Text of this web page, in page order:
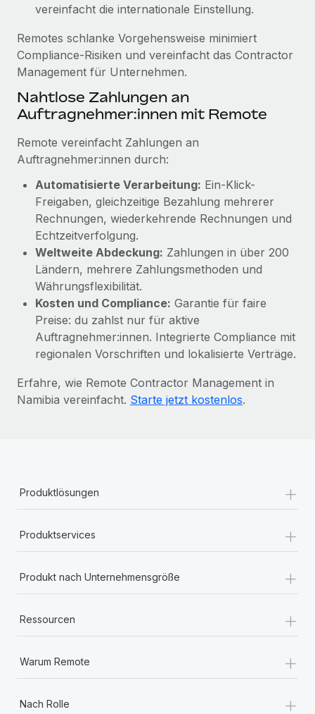
Wie Phiture 55 Mitarbeiter:innen in 19 Ländern
Phiture ist der unumstrittene Marktführer im Bereich der
Wachstumsberatung für mobile Apps. Das...
Mehr erfahren
vereinfacht die internationale Einstellung.
Remotes schlanke Vorgehensweise minimiert
Compliance‑Risiken und vereinfacht das Contractor
Management für Unternehmen.
Nahtlose Zahlungen an
Auftragnehmer:innen mit Remote
Remote vereinfacht Zahlungen an
Auftragnehmer:innen durch:
Automatisierte Verarbeitung: Ein-Klick-
Freigaben, gleichzeitige Bezahlung mehrerer
Rechnungen, wiederkehrende Rechnungen und
Echtzeitverfolgung.
Weltweite Abdeckung: Zahlungen in über 200
Ländern, mehrere Zahlungsmethoden und
Währungsflexibilität.
Kosten und Compliance: Garantie für faire
Preise: du zahlst nur für aktive
Auftragnehmer:innen. Integrierte Compliance mit
regionalen Vorschriften und lokalisierte Verträge.
Erfahre, wie Remote Contractor Management in
Namibia vereinfacht. Starte jetzt kostenlos.
Produktlösungen +
Produktservices +
Produkt nach Unternehmensgröße +
Ressourcen +
Warum Remote +
Nach Rolle +